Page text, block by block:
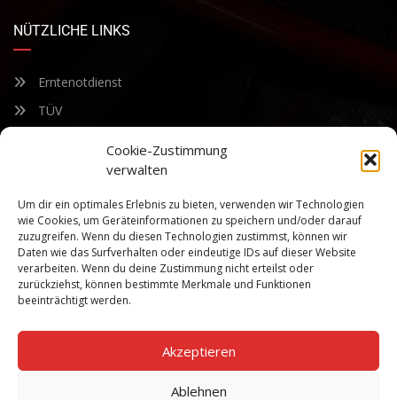
Cookie-Zustimmung
verwalten
Um dir ein optimales Erlebnis zu bieten, verwenden wir Technologien
wie Cookies, um Geräteinformationen zu speichern und/oder darauf
zuzugreifen. Wenn du diesen Technologien zustimmst, können wir
Daten wie das Surfverhalten oder eindeutige IDs auf dieser Website
verarbeiten. Wenn du deine Zustimmung nicht erteilst oder
zurückziehst, können bestimmte Merkmale und Funktionen
beeinträchtigt werden.
Akzeptieren
Ablehnen
NÜTZLICHE LINKS
Erntenotdienst
TÜV
Bleiben Sie auf dem Laufenden über unsere sich ständig
weiterentwickelnden Produkteigenschaften und Technologien.
Geben Sie Ihre E-Mail-Adresse ein und abonnieren Sie unseren
Newsletter.